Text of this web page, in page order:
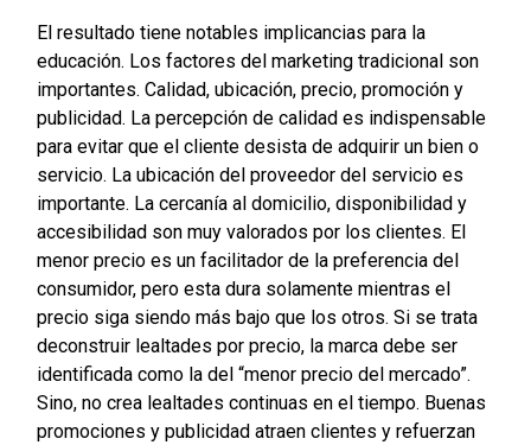
El resultado tiene notables implicancias para la
educación. Los factores del marketing tradicional son
importantes. Calidad, ubicación, precio, promoción y
publicidad. La percepción de calidad es indispensable
para evitar que el cliente desista de adquirir un bien o
servicio. La ubicación del proveedor del servicio es
importante. La cercanía al domicilio, disponibilidad y
accesibilidad son muy valorados por los clientes. El
menor precio es un facilitador de la preferencia del
consumidor, pero esta dura solamente mientras el
precio siga siendo más bajo que los otros. Si se trata
deconstruir lealtades por precio, la marca debe ser
identificada como la del “menor precio del mercado”.
Sino, no crea lealtades continuas en el tiempo. Buenas
promociones y publicidad atraen clientes y refuerzan